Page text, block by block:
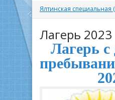
Лагерь 2023
Лагерь